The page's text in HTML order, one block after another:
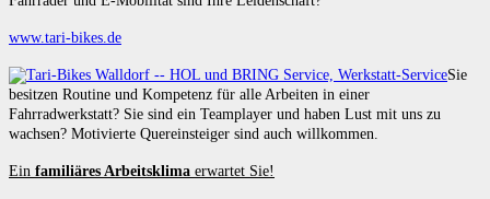
www.tari-bikes.de
Sie
besitzen Routine und Kompetenz für alle Arbeiten in einer
Fahrradwerkstatt? Sie sind ein Teamplayer und haben Lust mit uns zu
wachsen? Motivierte Quereinsteiger sind auch willkommen.
Ein familiäres Arbeitsklima erwartet Sie!